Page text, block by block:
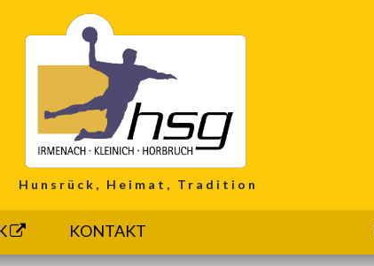
Hunsrück, Heimat, Tradition
KONTAKT